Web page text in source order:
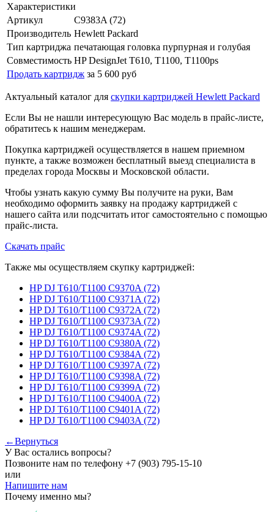
Характеристики
Артикул
C9383A (72)
Производитель Hewlett Packard
Тип картриджа печатающая головка пурпурная и голубая
Совместимость HP DesignJet T610, T1100, T1100ps
Продать картридж за 5 600 руб
Актуальный каталог для скупки картриджей Hewlett Packard
Если Вы не нашли интересующую Вас модель в прайс-листе,
обратитесь к нашим менеджерам.
Покупка картриджей осуществляется в нашем приемном
пункте, а также возможен бесплатный выезд специалиста в
пределах города Москвы и Московской области.
Чтобы узнать какую сумму Вы получите на руки, Вам
необходимо оформить заявку на продажу картриджей с
нашего сайта или подсчитать итог самостоятельно с помощью
прайс-листа.
Скачать прайс
Также мы осуществляем скупку картриджей:
HP DJ T610/T1100 C9370A (72)
HP DJ T610/T1100 C9371A (72)
HP DJ T610/T1100 C9372A (72)
HP DJ T610/T1100 C9373A (72)
HP DJ T610/T1100 C9374A (72)
HP DJ T610/T1100 C9380A (72)
HP DJ T610/T1100 C9384A (72)
HP DJ T610/T1100 C9397A (72)
HP DJ T610/T1100 C9398A (72)
HP DJ T610/T1100 C9399A (72)
HP DJ T610/T1100 C9400A (72)
HP DJ T610/T1100 C9401A (72)
HP DJ T610/T1100 C9403A (72)
←Вернуться
У Вас остались вопросы?
Позвоните нам по телефону +7 (903) 795-15-10
или
Напишите нам
Почему именно мы?